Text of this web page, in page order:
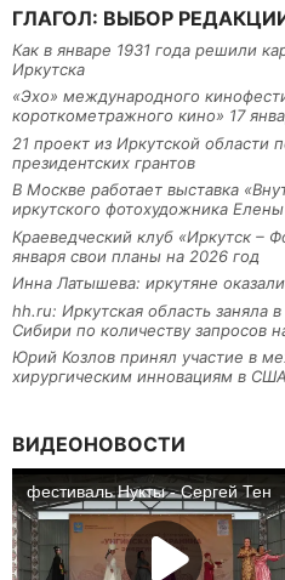
ГЛАГОЛ: ВЫБОР
Как в январе 1931 года решили
Иркутска
«Эхо» международного
короткометражного кино» 17
21 проект из Иркутской области
президентских грантов
В Москве работает выставка
иркутского фотохудожника
Краеведческий клуб «Иркутск –
января свои планы на 2026 год
Инна Латышева: иркутяне
hh.ru: Иркутская область заняла
Сибири по количеству запросов
Юрий Козлов принял участие в
хирургическим инновациям в США
ВИДЕОНОВОСТИ